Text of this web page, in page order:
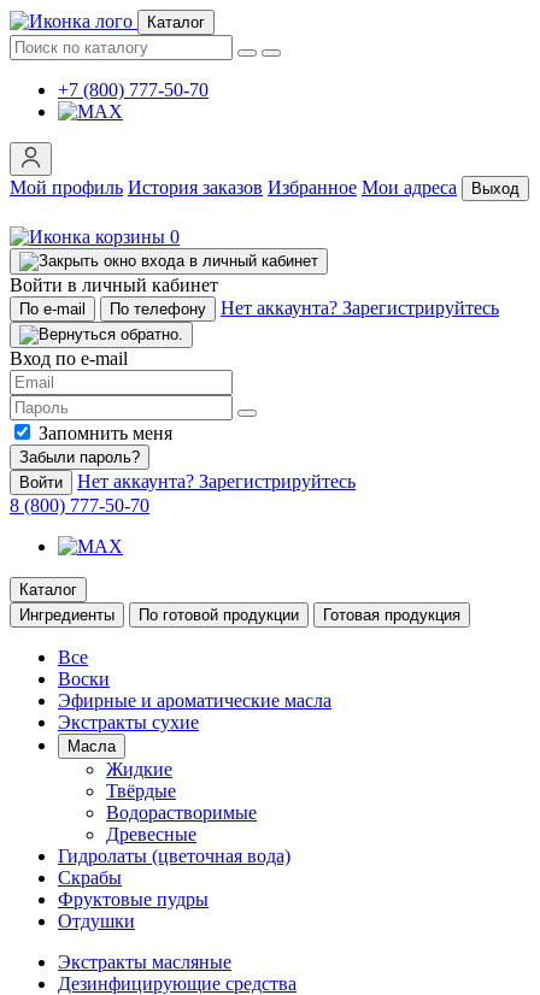
Каталог
+7 (800) 777-50-70
Мой профиль История заказов Избранное Мои адреса Выход
0
Войти в личный кабинет
По e-mail По телефону Нет аккаунта? Зарегистрируйтесь
Вход по e-mail
Запомнить меня
Забыли пароль?
Войти
Нет аккаунта? Зарегистрируйтесь
8 (800) 777-50-70
Каталог
Ингредиенты
По готовой продукции Готовая продукция
Все
Воски
Эфирные и ароматические масла
Экстракты сухие
Масла
Жидкие
Твёрдые
Водорастворимые
Древесные
Гидролаты (цветочная вода)
Скрабы
Фруктовые пудры
Отдушки
Экстракты масляные
Дезинфицирующие средства